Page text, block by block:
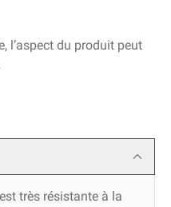
l’aspect du produit peut
très résistante à la